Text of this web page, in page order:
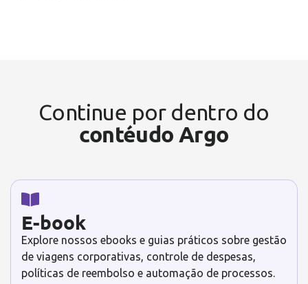
Continue por dentro do
contéudo Argo
E-book
Explore nossos ebooks e guias práticos sobre gestão
de viagens corporativas, controle de despesas,
políticas de reembolso e automação de processos.